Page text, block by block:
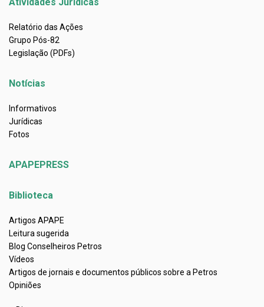
Relatório das Ações
Grupo Pós-82
Legislação (PDFs)
Notícias
Informativos
Jurídicas
Fotos
APAPEPRESS
Biblioteca
Artigos APAPE
Leitura sugerida
Blog Conselheiros Petros
Vídeos
Artigos de jornais e documentos públicos sobre a Petros
Opiniões